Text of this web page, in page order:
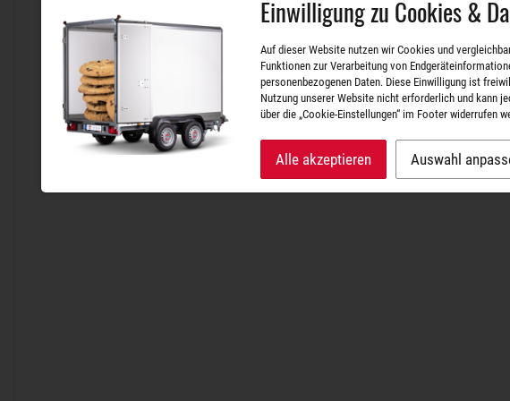
Einwilligung zu Cookies &
Auf dieser Website nutzen wir Cookies und
Funktionen zur Verarbeitung von
personenbezogenen Daten. Diese Einwilligung ist
Nutzung unserer Website nicht erforderlich und kann
über die „Cookie-Einstellungen“ im Footer widerrufen
Alle akzeptieren Auswahl